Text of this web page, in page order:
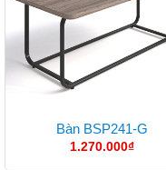
Bàn BSP241-G
1.270.000₫